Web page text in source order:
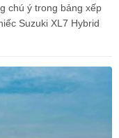
chú ý trong bảng xếp
Suzuki XL7 Hybrid